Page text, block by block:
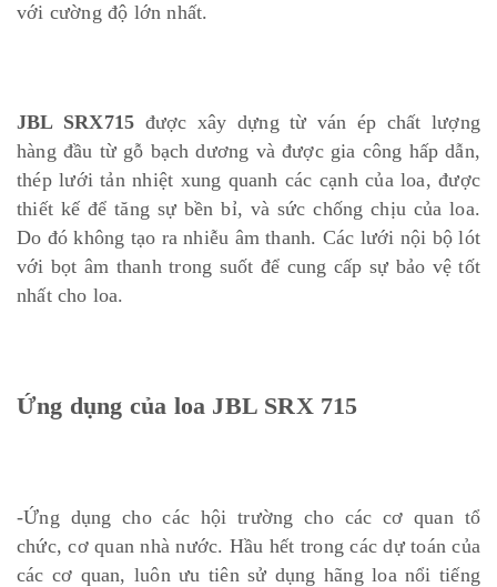
với cường độ lớn nhất.
JBL SRX715 được xây dựng từ ván ép chất lượng
hàng đầu từ gỗ bạch dương và được gia công hấp dẫn,
thép lưới tản nhiệt xung quanh các cạnh của loa, được
thiết kế để tăng sự bền bỉ, và sức chống chịu của loa.
Do đó không tạo ra nhiễu âm thanh. Các lưới nội bộ lót
với bọt âm thanh trong suốt để cung cấp sự bảo vệ tốt
nhất cho loa.
Ứng dụng của loa JBL SRX 715
-Ứng dụng cho các hội trường cho các cơ quan tổ
chức, cơ quan nhà nước. Hầu hết trong các dự toán của
các cơ quan, luôn ưu tiên sử dụng hãng loa nổi tiếng